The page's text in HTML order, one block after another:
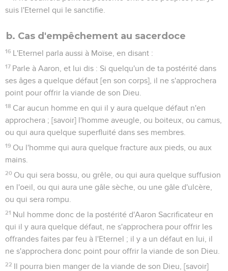
suis l'Eternel qui le sanctifie.
b. Cas d'empêchement au sacerdoce
16 L'Eternel parla aussi à Moïse, en disant :
17 Parle à Aaron, et lui dis : Si quelqu'un de ta postérité dans
ses âges a quelque défaut [en son corps], il ne s'approchera
point pour offrir la viande de son Dieu.
18 Car aucun homme en qui il y aura quelque défaut n'en
approchera ; [savoir] l'homme aveugle, ou boiteux, ou camus,
ou qui aura quelque superfluité dans ses membres.
19 Ou l'homme qui aura quelque fracture aux pieds, ou aux
mains.
20 Ou qui sera bossu, ou grêle, ou qui aura quelque suffusion
en l'oeil, ou qui aura une gâle sèche, ou une gâle d'ulcère,
ou qui sera rompu.
21 Nul homme donc de la postérité d'Aaron Sacrificateur en
qui il y aura quelque défaut, ne s'approchera pour offrir les
offrandes faites par feu à l'Eternel ; il y a un défaut en lui, il
ne s'approchera donc point pour offrir la viande de son Dieu.
22 Il pourra bien manger de la viande de son Dieu, [savoir]